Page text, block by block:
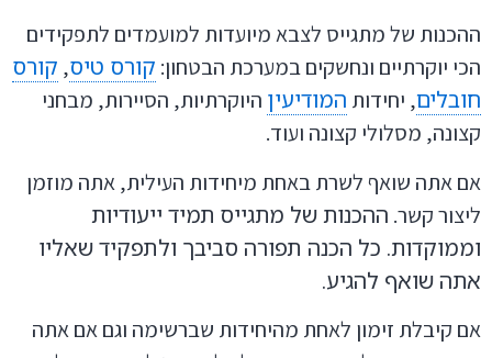
ההכנות של מתגייס לצבא מיועדות למועמדים לתפקידים
הכי יוקרתיים ונחשקים במערכת הבטחון: קורס טיס, קורס
חובלים, יחידות המודיעין היוקרתיות, הסיירות, מבחני
קצונה, מסלולי קצונה ועוד.
אם אתה שואף לשרת באחת מיחידות העילית, אתה מוזמן
ליצור קשר. ההכנות של מתגייס תמיד ייעודיות
וממוקדות. כל הכנה תפורה סביבך ולתפקיד שאליו
אתה שואף להגיע.
אם קיבלת זימון לאחת מהיחידות שברשימה וגם אם אתה